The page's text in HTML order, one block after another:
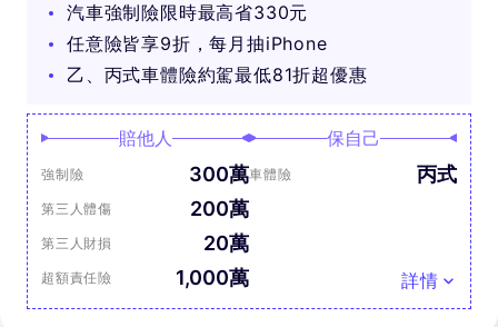
汽車強制險限時最高省330元
任意險皆享9折，每月抽iPhone
乙、丙式車體險約駕最低81折超優惠
賠他人
強制險 300萬
第三人體傷 200萬
第三人財損 20萬
超額責任險 1,000萬
保自己
車體險 丙式
詳情